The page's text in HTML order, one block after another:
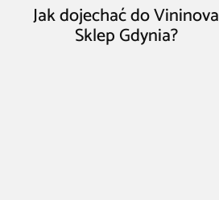
Jak dojechać do Vininova
Sklep Gdynia?